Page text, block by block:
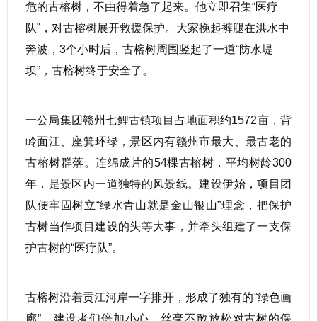
危的古榕树，不由得着急了起来。他立即召集“医疗
队”，对古榕树展开救援保护。大家挽起裤腿在洪水中
奔波，3个小时后，古榕树周围竖起了一道“防水堤
坝”，古榕树终于安全了。
一公局集团赣州七鲤古镇项目占地面积约1572亩，背
岭面江、座箕环绿，景区内有赣州市最大、最古老的
古榕树群落。连绵成片的54棵古榕树，平均树龄300
年，是景区内一道独特的风景线。建设伊始，项目团
队便牢固树立“绿水青山就是金山银山”理念，把保护
古树当作项目建设的头等大事，并牵头组建了一支保
护古树的“医疗队”。
古榕树沿着贡江河岸一字排开，形成了独有的“绿色画
廊”，建设者们倍加小心，丝毫不敢放松对古树的保